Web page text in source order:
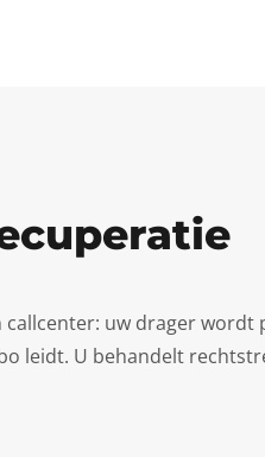
uw drager
leidt. U behandelt